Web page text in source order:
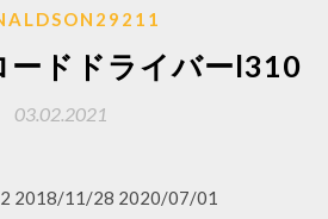
ードドライバーl310
03.02.2021
2018/11/28 2020/07/01